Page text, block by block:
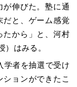
が伸びた。塾に通
だと、ゲーム感覚
たから」と、河村
）はみる。
学者を抽選で受け
ョンができたこ